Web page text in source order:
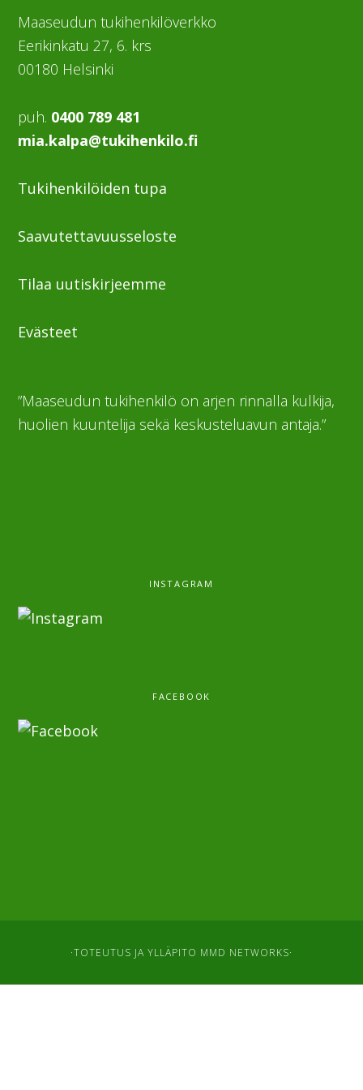
Maaseudun tukihenkilöverkko
Eerikinkatu 27, 6. krs
00180 Helsinki
puh. 0400 789 481
mia.kalpa@tukihenkilo.fi
Tukihenkilöiden tupa
Saavutettavuusseloste
Tilaa uutiskirjeemme
Evästeet
”Maaseudun tukihenkilö on arjen rinnalla kulkija,
huolien kuuntelija sekä keskusteluavun antaja.”
INSTAGRAM
FACEBOOK
·TOTEUTUS JA YLLÄPITO MMD NETWORKS·